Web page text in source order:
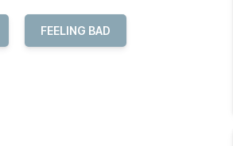
FEELING BAD